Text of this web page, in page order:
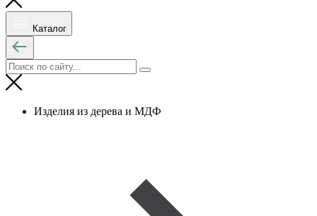
Каталог
Изделия из дерева и МДФ